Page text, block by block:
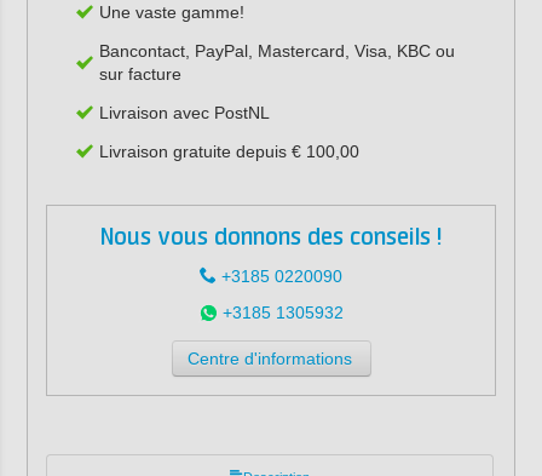
Une vaste gamme!
Bancontact, PayPal, Mastercard, Visa, KBC ou
sur facture
Livraison avec PostNL
Livraison gratuite depuis € 100,00
Nous vous donnons des conseils !
+3185 0220090
+3185 1305932
Centre d'informations